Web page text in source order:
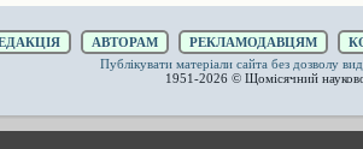
АВТОРАМ РЕКЛАМОДАВЦЯМ
Публікувати матеріали сайта без дозволу
1951-2026 © Щомісячний